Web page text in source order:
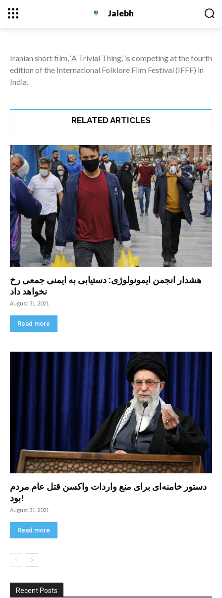
Jalebh
IRAN’S ‘A TRIVIAL THING’
Iranian short film, ‘A Trivial Thing,’ is competing at the fourth
edition of the International Folklore Film Festival (IFFF) in
India.
RELATED ARTICLES
هشدار انجمن ایمونولوژی: دستیابی به ایمنی جمعی رخ
نخواهد داد
August 31, 2021
Read more
دستور خامنه‌ای برای منع واردات واکسن قتل عام مردم
بود!
August 31, 2021
Read more
Recent Posts